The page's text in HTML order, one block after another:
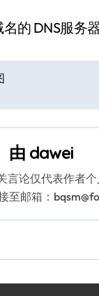
的 DNS服务器
由 dawei
言论仅代表作者
邮箱：